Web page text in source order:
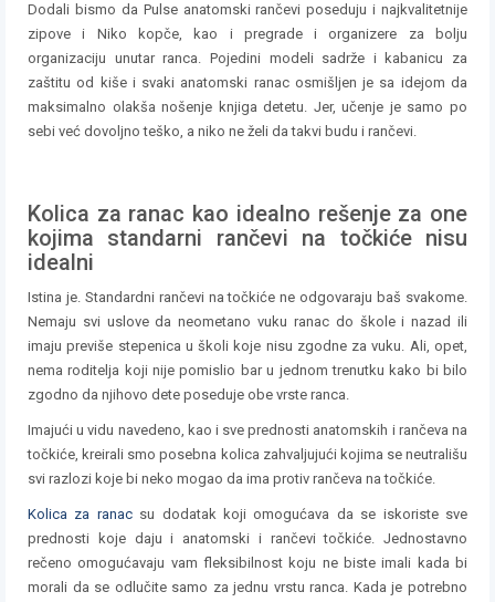
Dodali bismo da Pulse anatomski rančevi poseduju i najkvalitetnije
zipove i Niko kopče, kao i pregrade i organizere za bolju
organizaciju unutar ranca. Pojedini modeli sadrže i kabanicu za
zaštitu od kiše i svaki anatomski ranac osmišljen je sa idejom da
maksimalno olakša nošenje knjiga detetu. Jer, učenje je samo po
sebi već dovoljno teško, a niko ne želi da takvi budu i rančevi.
Kolica za ranac kao idealno rešenje za one
kojima standarni rančevi na točkiće nisu
idealni
Istina je. Standardni rančevi na točkiće ne odgovaraju baš svakome.
Nemaju svi uslove da neometano vuku ranac do škole i nazad ili
imaju previše stepenica u školi koje nisu zgodne za vuku. Ali, opet,
nema roditelja koji nije pomislio bar u jednom trenutku kako bi bilo
zgodno da njihovo dete poseduje obe vrste ranca.
Imajući u vidu navedeno, kao i sve prednosti anatomskih i rančeva na
točkiće, kreirali smo posebna kolica zahvaljujući kojima se neutrališu
svi razlozi koje bi neko mogao da ima protiv rančeva na točkiće.
Kolica za ranacsu dodatak koji omogućava da se iskoriste sve
prednosti koje daju i anatomski i rančevi točkiće. Jednostavno
rečeno omogućavaju vam fleksibilnost koju ne biste imali kada bi
morali da se odlučite samo za jednu vrstu ranca. Kada je potrebno